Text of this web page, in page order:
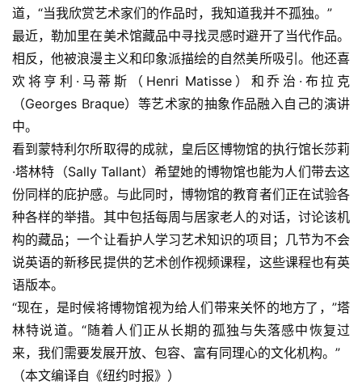
道，“当我欣赏艺术家们的作品时，我知道我并不孤独。”
最近，勒加里在美术馆藏品中寻找灵感时避开了当代作品。
相反，他被浪漫主义和印象派描绘的自然美所吸引。他还喜
欢将亨利·马蒂斯（Henri Matisse）和乔治·布拉克
（Georges Braque）等艺术家的抽象作品融入自己的演讲
中。
看到蒙特利尔所取得的成就，皇后区博物馆的执行馆长莎莉
·塔林特（Sally Tallant）希望她的博物馆也能为人们带去这
份同样的庇护感。与此同时，博物馆的教育者们正在试验各
种各样的举措。其中包括每周与居家老人的对话，讨论该机
构的藏品；一个让看护人学习艺术知识的项目；几节为不会
说英语的新移民提供的艺术创作视频课程，这些课程也有英
语版本。
“现在，是时候将博物馆视为给人们带来关怀的地方了，”塔
林特说道。“随着人们正从长期的孤独与失落感中恢复过
来，我们需要发展开放、包容、富有同理心的文化机构。”
（本文编译自《纽约时报》）